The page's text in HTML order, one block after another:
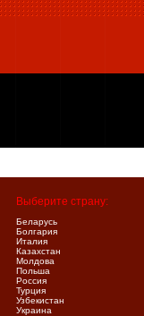
Выберите страну:
Беларусь
Болгария
Италия
Казахстан
Молдова
Польша
Россия
Турция
Узбекистан
Украина